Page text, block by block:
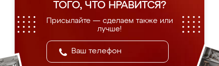
ТОГО, ЧТО НРАВИТСЯ?
Присылайте — сделаем также или
лучше!